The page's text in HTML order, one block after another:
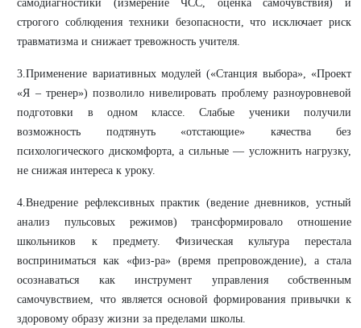
самодиагностики (измерение ЧСС, оценка самочувствия) и
строгого соблюдения техники безопасности, что исключает риск
травматизма и снижает тревожность учителя.
3.Применение вариативных модулей («Станция выбора», «Проект
«Я – тренер») позволило нивелировать проблему разноуровневой
подготовки в одном классе. Слабые ученики получили
возможность подтянуть «отстающие» качества без
психологического дискомфорта, а сильные — усложнить нагрузку,
не снижая интереса к уроку.
4.Внедрение рефлексивных практик (ведение дневников, устный
анализ пульсовых режимов) трансформировало отношение
школьников к предмету. Физическая культура перестала
восприниматься как «физ-ра» (время препровождение), а стала
осознаваться как инструмент управления собственным
самочувствием, что является основой формирования привычки к
здоровому образу жизни за пределами школы.